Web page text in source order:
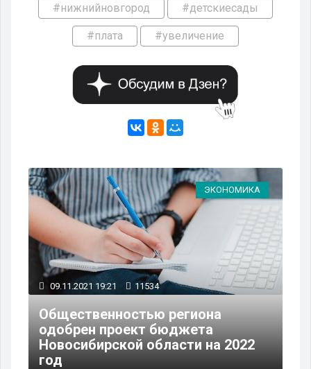
#нижнийновгород #детскиесады
#плата #увеличение
ЭКОНОМИКА
09.11.2021 19:21 11534
Общественностью региона
одобрен проект бюджета
Новосибирской области на 2022
год